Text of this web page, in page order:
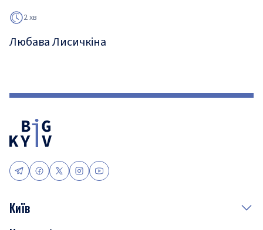
2 хв
Любава Лисичкіна
Київ